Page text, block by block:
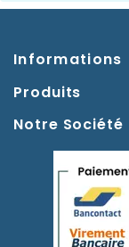
Informations
Produits
Notre Société